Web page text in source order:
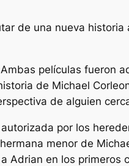
de una nueva
Ambas películas fueron
de Michael
de alguien
por los
menor de
Adrian en los primeros